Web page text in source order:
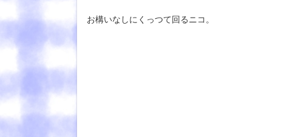
お構いなしにくっつて回るニコ。